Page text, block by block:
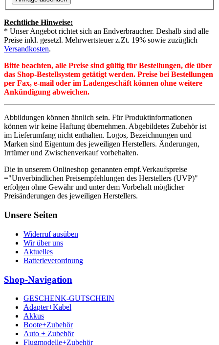
Rechtliche Hinweise:
* Unser Angebot richtet sich an Endverbraucher. Deshalb sind alle
Preise inkl. gesetzl. Mehrwertsteuer z.Zt. 19% sowie zuzüglich
Versandkosten.
Bitte beachten, alle Preise sind gültig für Bestellungen, die über
das Shop-Bestellsystem getätigt werden. Preise bei Bestellungen
per Fax, e-mail oder im Ladengeschäft können ohne weitere
Ankündigung abweichen.
Abbildungen können ähnlich sein. Für Produktinformationen
können wir keine Haftung übernehmen. Abgebildetes Zubehör ist
im Lieferumfang nicht enthalten. Logos, Bezeichnungen und
Marken sind Eigentum des jeweiligen Herstellers. Änderungen,
Irrtümer und Zwischenverkauf vorbehalten.
Die in unserem Onlineshop genannten empf.Verkaufspreise
="Unverbindlichen Preisempfehlungen des Herstellers (UVP)"
erfolgen ohne Gewähr und unter dem Vorbehalt möglicher
Preisänderungen des jeweiligen Herstellers.
Unsere Seiten
Widerruf ausüben
Wir über uns
Aktuelles
Batterieverordnung
Shop-Navigation
GESCHENK-GUTSCHEIN
Adapter+Kabel
Akkus
Boote+Zubehör
Auto + Zubehör
Flugmodelle+Zubehör